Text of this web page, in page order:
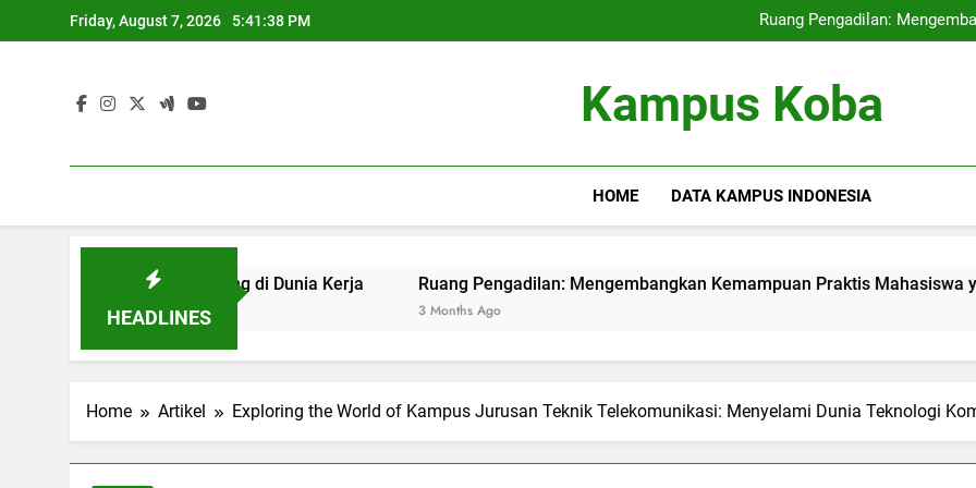
to
Friday, August 7, 2026 5:41:39 PM
Ruang Pengadilan:
Pendidikan Hybrid:
Ruang Pengadilan:
Pendidikan Hybrid:
Kampus Koba
HOME DATA KAMPUS INDONESIA
HEADLINES
Berdaya Saing di Dunia Kerja Ruang Pengadilan: Mengembangkan Kemampuan Praktis Mahasiswa yang
Home Artikel Exploring the World of Kampus Jurusan Teknik Telekomunikasi: Menyelami Dunia Teknologi